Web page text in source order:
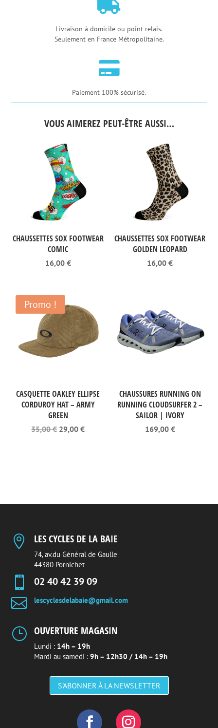

Livraison à domicile ou point relais.
Seulement en France Métropolitaine.

Paiement 100% sécurisé.
VOUS AIMEREZ PEUT-ÊTRE AUSSI…
CHAUSSETTES SOX FOOTWEAR
COMIC
16,00 €
CHAUSSETTES SOX FOOTWEAR
GOLDEN LEOPARD
16,00€
Promo !
CASQUETTE OAKLEY ELLIPSE
CORDUROY HAT – ARMY
GREEN
35,00€ Le
29,00€Le
CHAUSSURES RUNNING ON
RUNNING CLOUDSURFER 2 –
SAILOR | IVORY
169,00 €
 LES CYCLES DE LA BAIE
74, av.du Général de Gaulle
44380 Pornichet
 02 40 42 39 09
 lescyclesdelabaie@gmail.com
} OUVERTURE MAGASIN
Lundi : 14h – 19h
Mardi au samedi : 9h – 12h30 / 14h – 19h
S'ABONNER À LA NEWSLETTER